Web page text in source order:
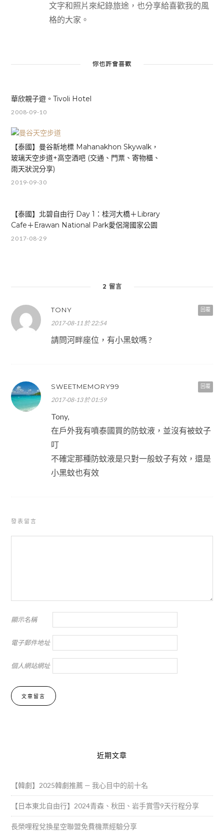
文字和照片來紀錄旅途，也分享給喜歡我的風
格的大家。
你也許會喜歡
華欣親子遊。Tivoli Hotel
2008-09-10
【泰國】曼谷新地標 Mahanakhon Skywalk，
玻璃天空步道+高空酒吧 (交通、門票、寄物櫃、
雨天狀況分享)
2019-09-30
【泰國】北碧自由行 Day 1：桂河大橋＋Library
Cafe＋Erawan National Park愛侶灣國家公園
2017-08-29
2 留言
回覆
TONY
2017-08-11 於 22:54
請問河畔座位，有小黑蚊嗎 ?
回覆
SWEETMEMORY99
2017-08-13 於 01:59
Tony,
在戶外我有噴泰國買的防蚊液，並沒有被蚊子
叮
不確定那種防蚊液是只對一般蚊子有效，還是
小黑蚊也有效
發表留言
顯示名稱
電子郵件地址
個人網站網址
近期文章
【韓劇】2025韓劇推薦 — 我心目中的前十名
【日本東北自由行】2024青森、秋田、岩手賞雪9天行程分享
長榮哩程兌換星空聯盟免費機票經驗分享